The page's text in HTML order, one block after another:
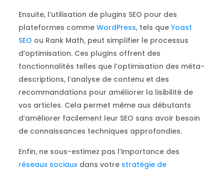
Ensuite, l’utilisation de plugins SEO pour des
plateformes comme WordPress, tels que Yoast
SEO ou Rank Math, peut simplifier le processus
d’optimisation. Ces plugins offrent des
fonctionnalités telles que l’optimisation des méta-
descriptions, l’analyse de contenu et des
recommandations pour améliorer la lisibilité de
vos articles. Cela permet même aux débutants
d’améliorer facilement leur SEO sans avoir besoin
de connaissances techniques approfondies.
Enfin, ne sous-estimez pas l’importance des
réseaux sociauxdans votre stratégie de